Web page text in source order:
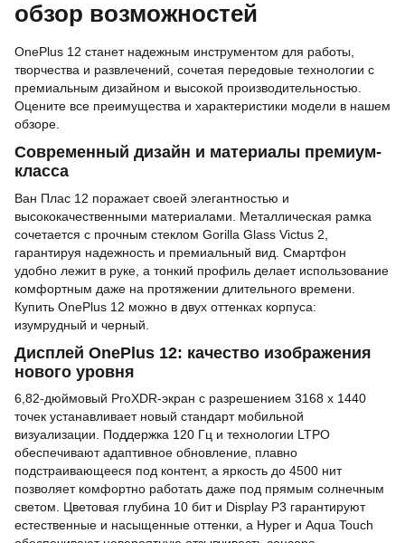
обзор возможностей
OnePlus 12 станет надежным инструментом для работы,
творчества и развлечений, сочетая передовые технологии с
премиальным дизайном и высокой производительностью.
Оцените все преимущества и характеристики модели в нашем
обзоре.
Современный дизайн и материалы премиум-
класса
Ван Плас 12 поражает своей элегантностью и
высококачественными материалами. Металлическая рамка
сочетается с прочным стеклом Gorilla Glass Victus 2,
гарантируя надежность и премиальный вид. Смартфон
удобно лежит в руке, а тонкий профиль делает использование
комфортным даже на протяжении длительного времени.
Купить OnePlus 12 можно в двух оттенках корпуса:
изумрудный и черный.
Дисплей OnePlus 12: качество изображения
нового уровня
6,82-дюймовый ProXDR-экран с разрешением 3168 х 1440
точек устанавливает новый стандарт мобильной
визуализации. Поддержка 120 Гц и технологии LTPO
обеспечивают адаптивное обновление, плавно
подстраивающееся под контент, а яркость до 4500 нит
позволяет комфортно работать даже под прямым солнечным
светом. Цветовая глубина 10 бит и Display P3 гарантируют
естественные и насыщенные оттенки, а Hyper и Aqua Touch